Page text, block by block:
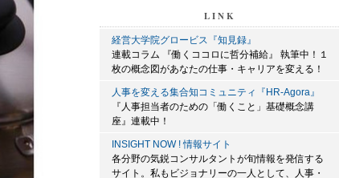
LINK
経営大学院グロービス『知見録』
連載コラム 『働くココロに哲分補給』 執筆中！１
枚の概念図があなたの仕事・キャリアを変える！
人事を変える集合知コミュニティ『HR-Agora』
『人事担当者のための「働くこと」基礎概念講
座』連載中！
INSIGHT NOW ! 情報サイト
各分野の気鋭コンサルタントが旬情報を発信する
サイト。私もビジョナリーの一人として、人事・